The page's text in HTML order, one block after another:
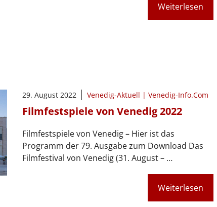
Weiterlesen
29. August 2022 Venedig-Aktuell | Venedig-Info.Com
Filmfestspiele von Venedig 2022
Filmfestspiele von Venedig – Hier ist das
Programm der 79. Ausgabe zum Download Das
Filmfestival von Venedig (31. August – …
Weiterlesen